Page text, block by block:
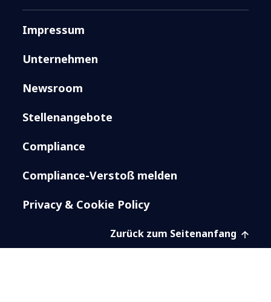
Impressum
Unternehmen
Newsroom
Stellenangebote
Compliance
Compliance-Verstoß melden
Privacy & Cookie Policy
Zurück zum Seitenanfang